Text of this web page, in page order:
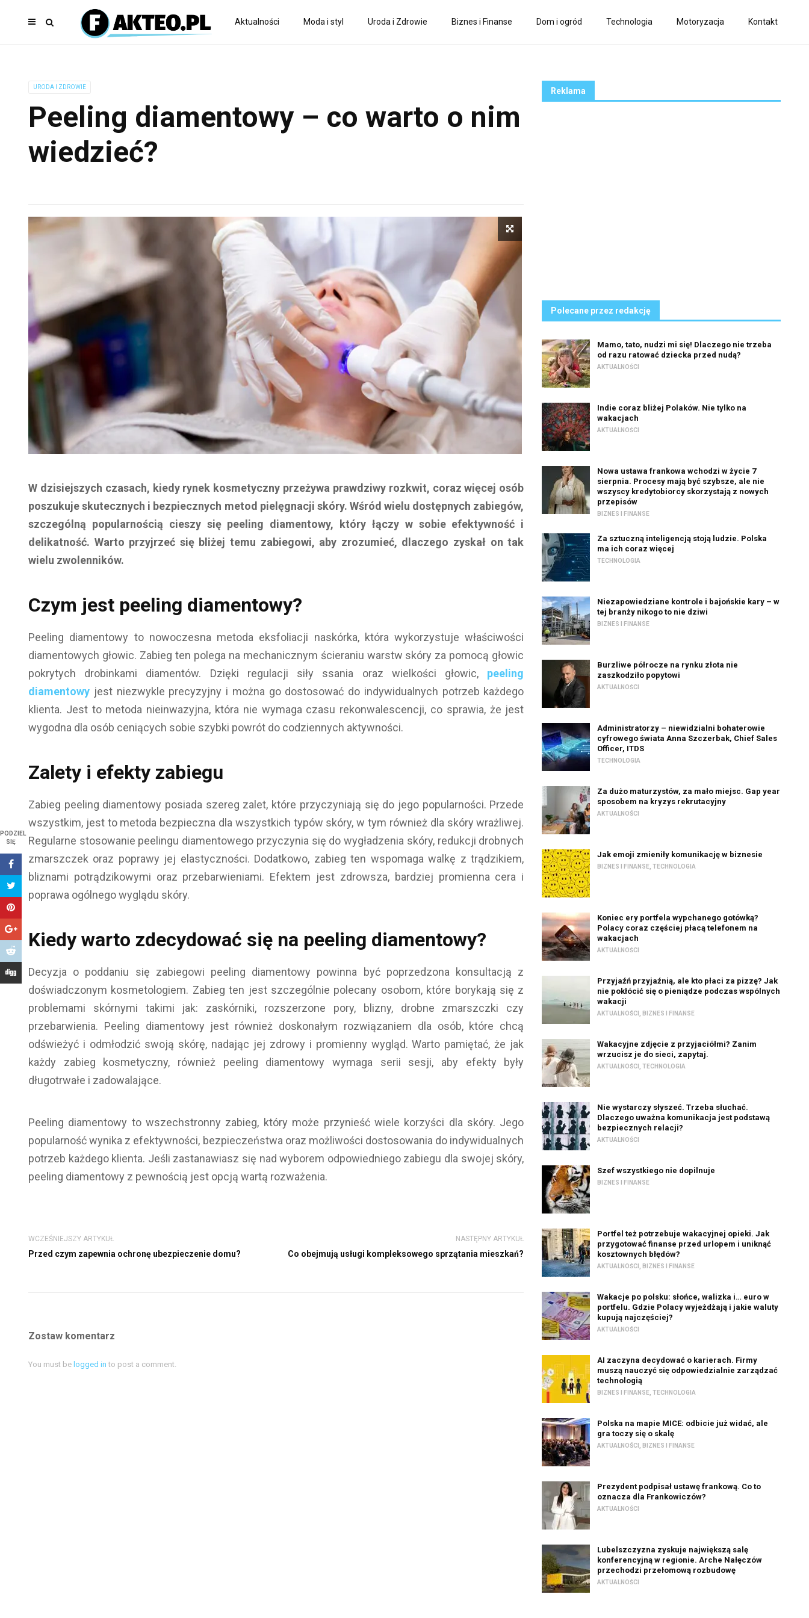
Aktualności Moda i styl Uroda i Zdrowie Biznes i Finanse Dom i ogród Technologia Motoryzacja Kontakt
URODA I ZDROWIE
Peeling diamentowy – co warto o nim
wiedzieć?
PODZIEL
SIĘ
W dzisiejszych czasach, kiedy rynek kosmetyczny przeżywa prawdziwy rozkwit, coraz więcej osób
poszukuje skutecznych i bezpiecznych metod pielęgnacji skóry. Wśród wielu dostępnych zabiegów,
szczególną popularnością cieszy się peeling diamentowy, który łączy w sobie efektywność i
delikatność. Warto przyjrzeć się bliżej temu zabiegowi, aby zrozumieć, dlaczego zyskał on tak
wielu zwolenników.
Czym jest peeling diamentowy?
Peeling diamentowy to nowoczesna metoda eksfoliacji naskórka, która wykorzystuje właściwości
diamentowych głowic. Zabieg ten polega na mechanicznym ścieraniu warstw skóry za pomocą głowic
pokrytych drobinkami diamentów. Dzięki regulacji siły ssania oraz wielkości głowic,
peeling
diamentowy jest niezwykle precyzyjny i można go dostosować do indywidualnych potrzeb każdego
klienta. Jest to metoda nieinwazyjna, która nie wymaga czasu rekonwalescencji, co sprawia, że jest
wygodna dla osób ceniących sobie szybki powrót do codziennych aktywności.
Zalety i efekty zabiegu
Zabieg peeling diamentowy posiada szereg zalet, które przyczyniają się do jego popularności. Przede
wszystkim, jest to metoda bezpieczna dla wszystkich typów skóry, w tym również dla skóry wrażliwej.
Regularne stosowanie peelingu diamentowego przyczynia się do wygładzenia skóry, redukcji drobnych
zmarszczek oraz poprawy jej elastyczności. Dodatkowo, zabieg ten wspomaga walkę z trądzikiem,
bliznami potrądzikowymi oraz przebarwieniami. Efektem jest zdrowsza, bardziej promienna cera i
poprawa ogólnego wyglądu skóry.
Kiedy warto zdecydować się na peeling diamentowy?
Decyzja o poddaniu się zabiegowi peeling diamentowy powinna być poprzedzona konsultacją z
doświadczonym kosmetologiem. Zabieg ten jest szczególnie polecany osobom, które borykają się z
problemami skórnymi takimi jak: zaskórniki, rozszerzone pory, blizny, drobne zmarszczki czy
przebarwienia. Peeling diamentowy jest również doskonałym rozwiązaniem dla osób, które chcą
odświeżyć i odmłodzić swoją skórę, nadając jej zdrowy i promienny wygląd. Warto pamiętać, że jak
każdy zabieg kosmetyczny, również peeling diamentowy wymaga serii sesji, aby efekty były
długotrwałe i zadowalające.
Peeling diamentowy to wszechstronny zabieg, który może przynieść wiele korzyści dla skóry. Jego
popularność wynika z efektywności, bezpieczeństwa oraz możliwości dostosowania do indywidualnych
potrzeb każdego klienta. Jeśli zastanawiasz się nad wyborem odpowiedniego zabiegu dla swojej skóry,
peeling diamentowy z pewnością jest opcją wartą rozważenia.
WCZEŚNIEJSZY ARTYKUŁ
Przed czym zapewnia ochronę ubezpieczenie domu?
NASTĘPNY ARTYKUŁ
Co obejmują usługi kompleksowego sprzątania mieszkań?
Zostaw komentarz
You must be logged in to post a comment.
Reklama
Polecane przez redakcję
Mamo, tato, nudzi mi się! Dlaczego nie trzeba
od razu ratować dziecka przed nudą?
AKTUALNOŚCI
Indie coraz bliżej Polaków. Nie tylko na
wakacjach
AKTUALNOŚCI
Nowa ustawa frankowa wchodzi w życie 7
sierpnia. Procesy mają być szybsze, ale nie
wszyscy kredytobiorcy skorzystają z nowych
przepisów
BIZNES I FINANSE
Za sztuczną inteligencją stoją ludzie. Polska
ma ich coraz więcej
TECHNOLOGIA
Niezapowiedziane kontrole i bajońskie kary – w
tej branży nikogo to nie dziwi
BIZNES I FINANSE
Burzliwe półrocze na rynku złota nie
zaszkodziło popytowi
AKTUALNOŚCI
Administratorzy – niewidzialni bohaterowie
cyfrowego świata Anna Szczerbak, Chief Sales
Officer, ITDS
TECHNOLOGIA
Za dużo maturzystów, za mało miejsc. Gap year
sposobem na kryzys rekrutacyjny
AKTUALNOŚCI
Jak emoji zmieniły komunikację w biznesie
BIZNES I FINANSE ,TECHNOLOGIA
Koniec ery portfela wypchanego gotówką?
Polacy coraz częściej płacą telefonem na
wakacjach
AKTUALNOŚCI
Przyjaźń przyjaźnią, ale kto płaci za pizzę? Jak
nie pokłócić się o pieniądze podczas wspólnych
wakacji
AKTUALNOŚCI BIZNES I FINANSE
Wakacyjne zdjęcie z przyjaciółmi? Zanim
wrzucisz je do sieci, zapytaj.
AKTUALNOŚCI ,TECHNOLOGIA
Nie wystarczy słyszeć. Trzeba słuchać.
Dlaczego uważna komunikacja jest podstawą
bezpiecznych relacji?
AKTUALNOŚCI
Szef wszystkiego nie dopilnuje
BIZNES I FINANSE
Portfel też potrzebuje wakacyjnej opieki. Jak
przygotować finanse przed urlopem i uniknąć
kosztownych błędów?
AKTUALNOŚCI BIZNES I FINANSE
Wakacje po polsku: słońce, walizka i… euro w
portfelu. Gdzie Polacy wyjeżdżają i jakie waluty
kupują najczęściej?
AKTUALNOŚCI
AI zaczyna decydować o karierach. Firmy
muszą nauczyć się odpowiedzialnie zarządzać
technologią
BIZNES I FINANSE ,TECHNOLOGIA
Polska na mapie MICE: odbicie już widać, ale
gra toczy się o skalę
AKTUALNOŚCI BIZNES I FINANSE
Prezydent podpisał ustawę frankową. Co to
oznacza dla Frankowiczów?
AKTUALNOŚCI
Lubelszczyzna zyskuje największą salę
konferencyjną w regionie. Arche Nałęczów
przechodzi przełomową rozbudowę
AKTUALNOŚCI